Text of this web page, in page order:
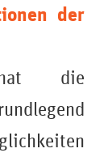
der
die